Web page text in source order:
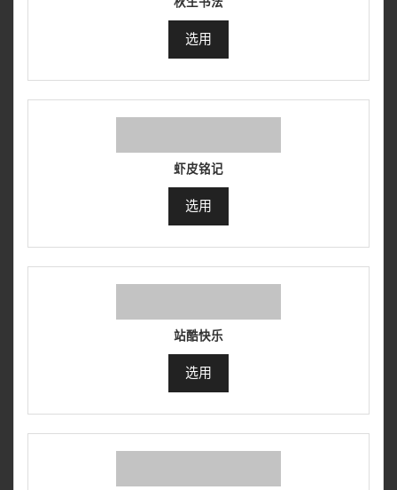
选用
虾皮铭记
选用
站酷快乐
选用